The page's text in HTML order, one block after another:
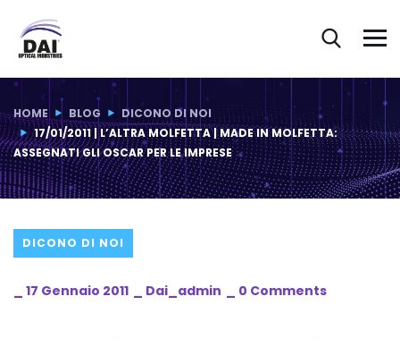
Blog Post
HOME BLOG
DICONO DI NOI
17/01/2011 | L’ALTRA MOLFETTA | MADE IN MOLFETTA:
ASSEGNATI GLI OSCAR PER LE IMPRESE
DICONO DI NOI
17 Gennaio 2011 Dai_admin 0 Comments